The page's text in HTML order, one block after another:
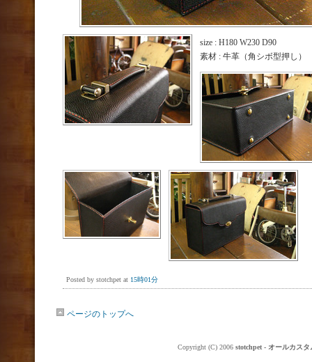
size : H180 W230 D90
素材 : 牛革（角シボ型押し）
Posted by stotchpet at 15時01分
ページのトップへ
Copyright (C) 2006 stotchpet - オールカス